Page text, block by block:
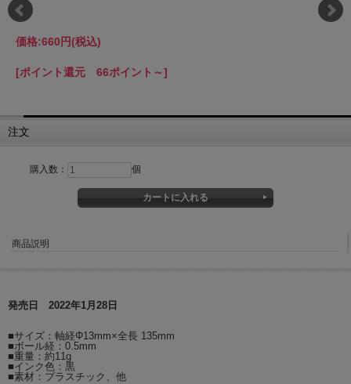
価格:660円(税込)
[ポイント還元 66ポイント～]
注文
購入数： 個
商品説明
発売日 2022年1月28日
■サイズ：軸経Φ13mm×全長 135mm
■ボール経：0.5mm
■重量：約11g
■インク色：黒
■素材：プラスチック、他